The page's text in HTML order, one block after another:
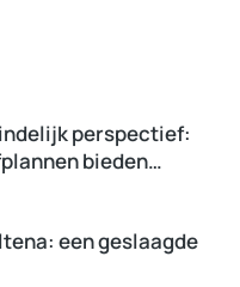
perspectief:
bieden…
een geslaagde